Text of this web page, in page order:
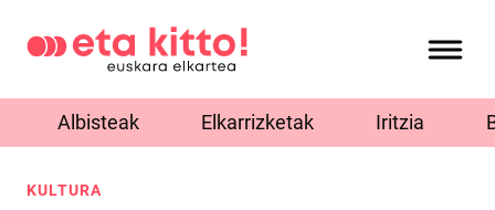
Albisteak Elkarrizketak Iritzia
KULTURA